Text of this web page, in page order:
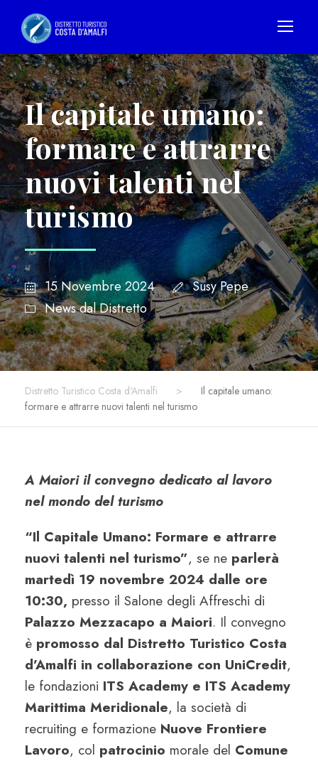
Il capitale umano:
formare e attrarre
nuovi talenti nel
turismo
15 Novembre 2024
Susy Pepe
News dal Distretto
Distretto Turistico Costa d'Amalfi >
Il capitale umano:
formare e attrarre nuovi talenti nel turismo
A Maiori il convegno dedicato al lavoro
nel mondo del turismo
“Il Capitale Umano: Formare e attrarre
nuovi talenti nel turismo”, se ne parlerà
martedì 19 novembre 2024 dalle ore
10:30, presso il Salone degli Affreschi di
Palazzo Mezzacapo a Maiori. Il convegno
è promosso dal Distretto Turistico Costa
d’Amalfi in collaborazione con UniCredit,
le fondazioni ITS Academy e ITS Academy
Marittima Meridionale, la società di
recruiting e formazione Nuove Frontiere
Lavoro, col patrocinio morale del Comune